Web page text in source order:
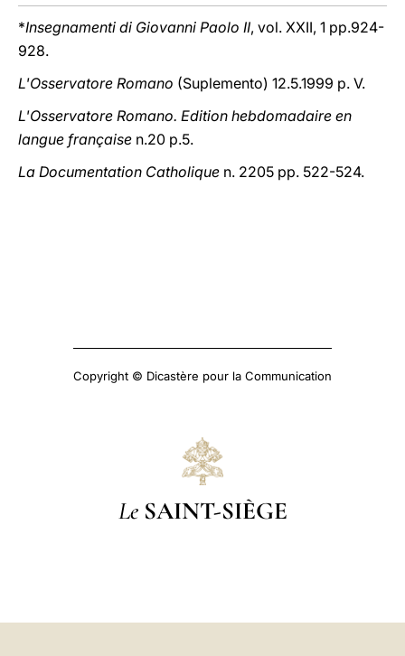
*Insegnamenti di Giovanni Paolo II, vol. XXII, 1 pp.924-
928.
L'Osservatore Romano (Suplemento) 12.5.1999 p. V.
L'Osservatore Romano. Edition hebdomadaire en
langue française n.20 p.5.
La Documentation Catholique n. 2205 pp. 522-524.
Copyright © Dicastère pour la Communication
Le SAINT-SIÈGE